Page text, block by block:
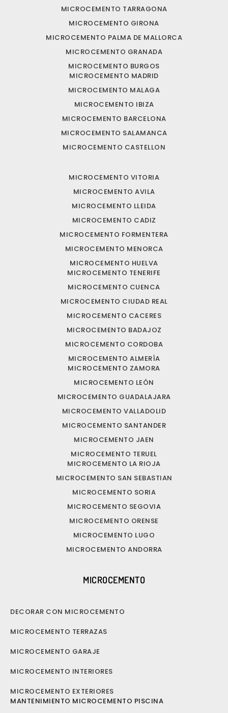
MICROCEMENTO TARRAGONA
MICROCEMENTO GIRONA
MICROCEMENTO PALMA DE MALLORCA
MICROCEMENTO GRANADA
MICROCEMENTO BURGOS
MICROCEMENTO MADRID
MICROCEMENTO MALAGA
MICROCEMENTO IBIZA
MICROCEMENTO BARCELONA
MICROCEMENTO SALAMANCA
MICROCEMENTO CASTELLON
MICROCEMENTO VITORIA
MICROCEMENTO AVILA
MICROCEMENTO LLEIDA
MICROCEMENTO CADIZ
MICROCEMENTO FORMENTERA
MICROCEMENTO MENORCA
MICROCEMENTO HUELVA
MICROCEMENTO TENERIFE
MICROCEMENTO CUENCA
MICROCEMENTO CIUDAD REAL
MICROCEMENTO CACERES
MICROCEMENTO BADAJOZ
MICROCEMENTO CORDOBA
MICROCEMENTO ALMERÍA
MICROCEMENTO ZAMORA
MICROCEMENTO LEÓN
MICROCEMENTO GUADALAJARA
MICROCEMENTO VALLADOLID
MICROCEMENTO SANTANDER
MICROCEMENTO JAEN
MICROCEMENTO TERUEL
MICROCEMENTO LA RIOJA
MICROCEMENTO SAN SEBASTIAN
MICROCEMENTO SORIA
MICROCEMENTO SEGOVIA
MICROCEMENTO ORENSE
MICROCEMENTO LUGO
MICROCEMENTO ANDORRA
MICROCEMENTO
MANTENIMIENTO MICROCEMENTO PISCINA
DECORAR CON MICROCEMENTO
MICROCEMENTO TERRAZAS
MICROCEMENTO GARAJE
MICROCEMENTO INTERIORES
MICROCEMENTO EXTERIORES